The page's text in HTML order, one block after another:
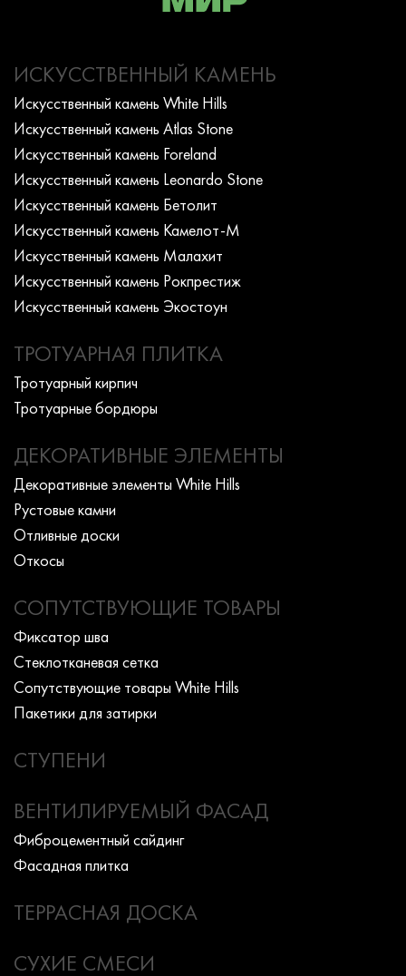
ИСКУССТВЕННЫЙ КАМЕНЬ
Искусcтвенный камень White Hills
Искусcтвенный камень Atlas Stone
Искусcтвенный камень Foreland
Искусcтвенный камень Leonardo Stone
Искусcтвенный камень Бетолит
Искусcтвенный камень Камелот-М
Искусcтвенный камень Малахит
Искусcтвенный камень Рокпрестиж
Искусcтвенный камень Экостоун
ТРОТУАРНАЯ ПЛИТКА
Тротуарный кирпич
Тротуарные бордюры
ДЕКОРАТИВНЫЕ ЭЛЕМЕНТЫ
Декоративные элементы White Hills
Рустовые камни
Отливные доски
Откосы
СОПУТСТВУЮЩИЕ ТОВАРЫ
Фиксатор шва
Стеклотканевая сетка
Сопутствующие товары White Hills
Пакетики для затирки
СТУПЕНИ
ВЕНТИЛИРУЕМЫЙ ФАСАД
Фиброцементный сайдинг
Фасадная плитка
ТЕРРАСНАЯ ДОСКА
СУХИЕ СМЕСИ